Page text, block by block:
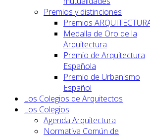
Premios y distinciones
Premios
Medalla de Oro de la
Arquitectura
Premio de Arquitectura
Española
Premio de Urbanismo
Español
Los Colegios de Arquitectos
Los Colegios
Agenda Arquitectura
Normativa Común de